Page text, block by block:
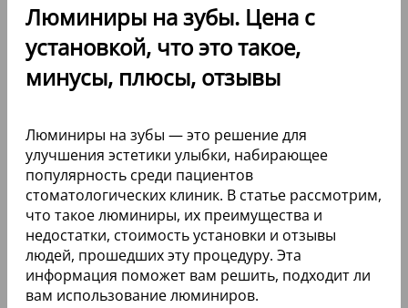
Люминиры на зубы. Цена с
установкой, что это такое,
минусы, плюсы, отзывы
Люминиры на зубы — это решение для
улучшения эстетики улыбки, набирающее
популярность среди пациентов
стоматологических клиник. В статье рассмотрим,
что такое люминиры, их преимущества и
недостатки, стоимость установки и отзывы
людей, прошедших эту процедуру. Эта
информация поможет вам решить, подходит ли
вам использование люминиров.